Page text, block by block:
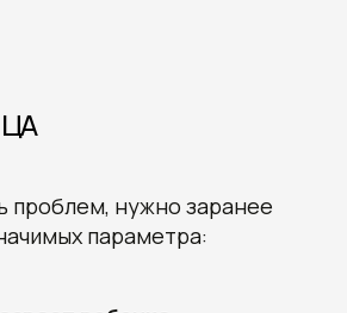
проблем, нужно заранее
параметра: